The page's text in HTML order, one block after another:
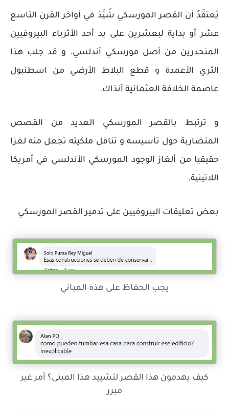
يُعتقَدُ أن القصر المورسكي شُيِّدَ في أواخر القرن التاسع
عشر أو بداية لبعشرين على يد أحد الأثرياء البيروفيين
المنحدرين من أصل مورسكي أندلسي. و قد جلب هذا
الثري الأعمدة و قطع البلاط الأرضي من اسطنبول
عاصمة الخلافة العثمانية آنذاك.
و ترتبط بالقصر المورسكي العديد من القصص
المتضاربة حول تأسيسه و تناقل ملكيته تجعل منه لغزا
حقيقيا من ألغاز الوجود المورسكي الأندلسي في أمريكا
اللاتينية.
بعض تعليقات البيروفيين على تدمير القصر المورسكي
يجب الحفاظ على هذه المباني
كيف يهدمون هذا القصر لتشييد هذا المبنى؟ أمر غير
مبرر